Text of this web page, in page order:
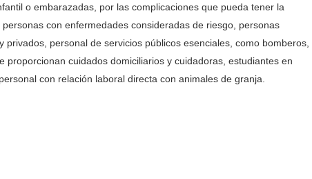
o embarazadas, por las complicaciones que pueda tener la
con enfermedades consideradas de riesgo, personas
personal de servicios públicos esenciales, como bomberos,
proporcionan cuidados domiciliarios y cuidadoras, estudiantes en
con relación laboral directa con animales de granja.